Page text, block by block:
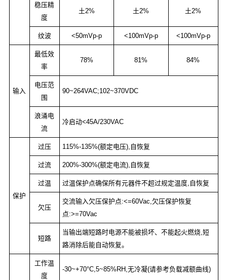
稳压精
度
土2% 土2% 土2%
纹波 <50mVp-p <100mVp-p <100mVp-p
输入
最低效
率
78% 81% 84%
电压范
围
90~264VAC;102~370VDC
浪涌电
流
冷启动<45A/230VAC
保护
过压 115%-135%(额定电压),自恢复
过流 200%-300%(额定电流),自恢复
过温 过温保护点确保所有元器件不超过规定温度,自恢复
欠压
交流输入欠压保护点:<=60Vac,欠压保护恢复
点:>=70Vac
短路
当输出端短路时电源不能被损坏、不能起火燃烧,短
路消除后能自动恢复。
工作温
度
-30~+70°C,5~85%RH,无冷凝(请参考负载减额曲线)